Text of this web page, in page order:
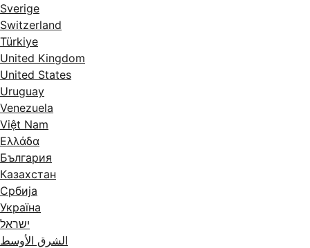
Sverige
Switzerland
Türkiye
United Kingdom
United States
Uruguay
Venezuela
Việt Nam
Ελλάδα
България
Казахстан
Србија
Україна
ישראל
الشرق الأوسط